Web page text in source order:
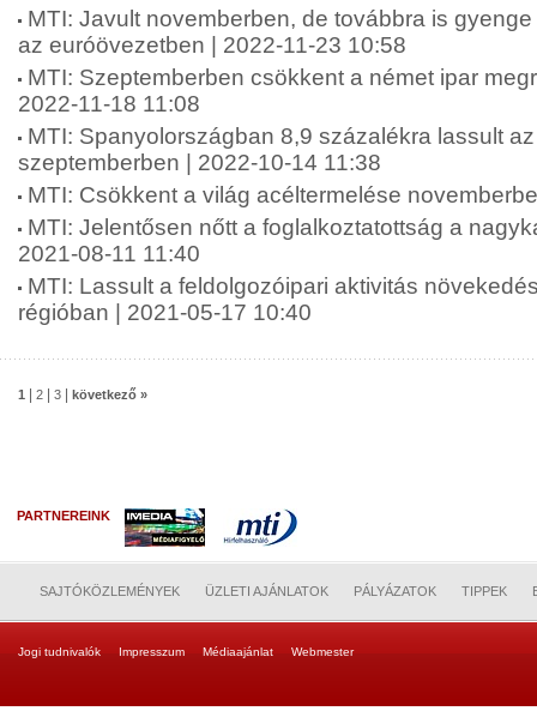
MTI: Javult novemberben, de továbbra is
az euróövezetben | 2022-11-23 10:58
MTI: Szeptemberben csökkent a német ipar
2022-11-18 11:08
MTI: Spanyolországban 8,9 százalékra lassult
szeptemberben | 2022-10-14 11:38
MTI: Csökkent a világ acéltermelése
MTI: Jelentősen nőtt a foglalkoztatottság a
2021-08-11 11:40
MTI: Lassult a feldolgozóipari aktivitás
régióban | 2021-05-17 10:40
1 2 3 következő »
PARTNEREINK
SAJTÓKÖZLEMÉNYEK ÜZLETI AJÁNLATOK PÁLYÁZATOK TIPPEK
Jogi tudnivalók Impresszum Médiaajánlat Webmester